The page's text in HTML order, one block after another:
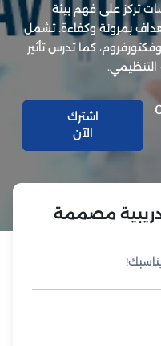
مصممة
تركز على فهم بيئة
بمرونة وكفاءة. تشمل
كما تدرس تأثير
التنظيمي.
05
اشترك
الآن